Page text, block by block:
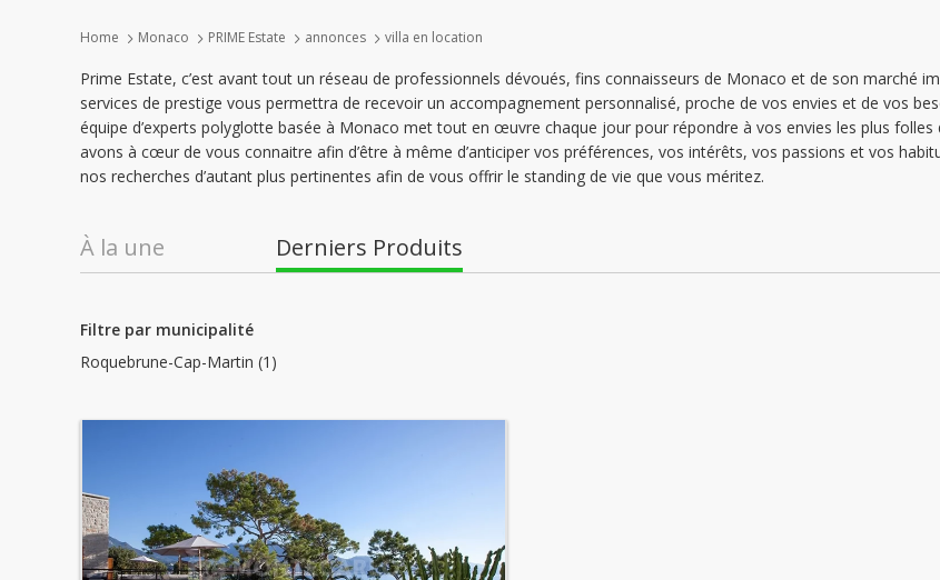
lundi: 09:00 - 18:00
mardi: 09:00 - 18:00
mercredi: 09:00 - 18:00
jeudi: 09:00 - 18:00
Home Monaco PRIME Estate annonces villa en location
Prime Estate, c’est avant tout un réseau de professionnels dévoués, fins connaisseurs de Monaco et de son marché
services de prestige vous permettra de recevoir un accompagnement personnalisé, proche de vos envies et de vos
équipe d’experts polyglotte basée à Monaco met tout en œuvre chaque jour pour répondre à vos envies les plus
avons à cœur de vous connaitre afin d’être à même d’anticiper vos préférences, vos intérêts, vos passions et vos
nos recherches d’autant plus pertinentes afin de vous offrir le standing de vie que vous méritez.
À la une Derniers Produits
Filtre par municipalité
Roquebrune-Cap-Martin (1)